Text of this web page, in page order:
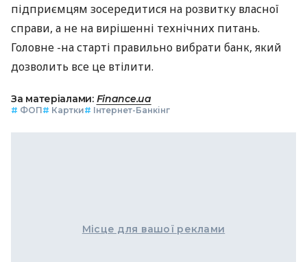
підприємцям зосередитися на розвитку власної
справи, а не на вирішенні технічних питань.
Головне -на старті правильно вибрати банк, який
дозволить все це втілити.
За матеріалами: Finance.ua
# ФОП# Картки# Інтернет-Банкінг
Місце для вашої реклами